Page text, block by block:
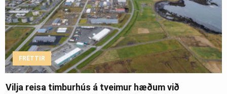
FRÉTTIR
Vilja reisa timburhús á tveimur hæðum við